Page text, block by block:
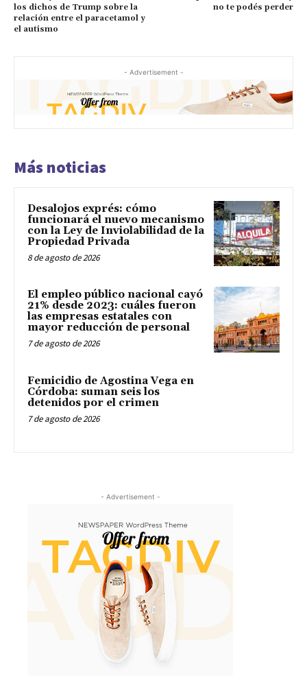
los dichos de Trump sobre la
relación entre el paracetamol y
el autismo
no te podés perder
- Advertisement -
Más noticias
Desalojos exprés: cómo
funcionará el nuevo mecanismo
con la Ley de Inviolabilidad de la
Propiedad Privada
8 de agosto de 2026
El empleo público nacional cayó
21% desde 2023: cuáles fueron
las empresas estatales con
mayor reducción de personal
7 de agosto de 2026
Femicidio de Agostina Vega en
Córdoba: suman seis los
detenidos por el crimen
7 de agosto de 2026
- Advertisement -